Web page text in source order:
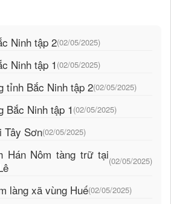
Ninh tập 2(02/05/2025)
Ninh tập 1 (02/05/2025)
tỉnh Bắc Ninh tập 2(02/05/2025)
Bắc Ninh tập 1 (02/05/2025)
Tây Sơn(02/05/2025)
Hán Nôm tàng trữ tại(02/05/2025)
làng xã vùng Huế(02/05/2025)